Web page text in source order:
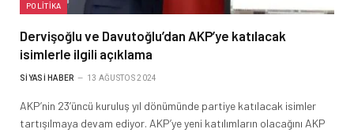
POLITIKA
Dervişoğlu ve Davutoğlu’dan AKP’ye katılacak
isimlerle ilgili açıklama
SIYASI HABER 13 AĞUSTOS 2024
AKP’nin 23’üncü kuruluş yıl dönümünde partiye katılacak isimler
tartışılmaya devam ediyor. AKP’ye yeni katılımların olacağını AKP